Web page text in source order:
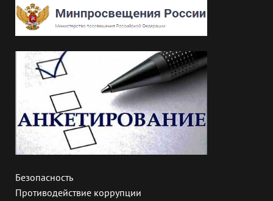
Безопасность
Противодействие коррупции